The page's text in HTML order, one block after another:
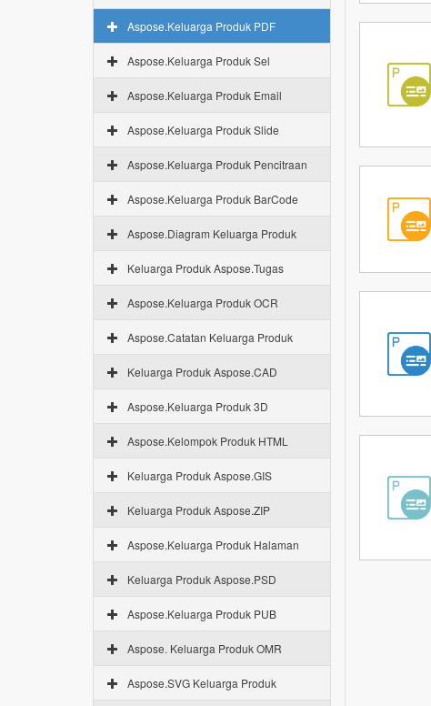
Aspose.Keluarga Produk PDF
Aspose.Keluarga Produk Sel
Aspose.Keluarga Produk Email
Aspose.Keluarga Produk Slide
Aspose.Keluarga Produk Pencitraan
Aspose.Keluarga Produk BarCode
Aspose.Diagram Keluarga Produk
Keluarga Produk Aspose.Tugas
Aspose.Keluarga Produk OCR
Aspose.Catatan Keluarga Produk
Keluarga Produk Aspose.CAD
Aspose.Keluarga Produk 3D
Aspose.Kelompok Produk HTML
Keluarga Produk Aspose.GIS
Keluarga Produk Aspose.ZIP
Aspose.Keluarga Produk Halaman
Keluarga Produk Aspose.PSD
Aspose.Keluarga Produk PUB
Aspose. Keluarga Produk OMR
Aspose.SVG Keluarga Produk